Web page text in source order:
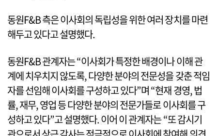
동원F&B 측은 이사회의 독립성을 위한 여러 장치를 마련
해두고 있다고 설명했다.
동원F&B 관계자는 “이사회가 특정한 배경이나 이해 관
계에 치우치지 않도록, 다양한 분야의 전문성을 갖춘 적임
자를 선임해 이사회를 구성하고 있다”며 “현재 경영, 법
률, 재무, 영업 등 다양한 분야의 전문가들로 이사회를 구
성하고 있다”고 설명했다. 이어 이 관계자는 “또 감시기